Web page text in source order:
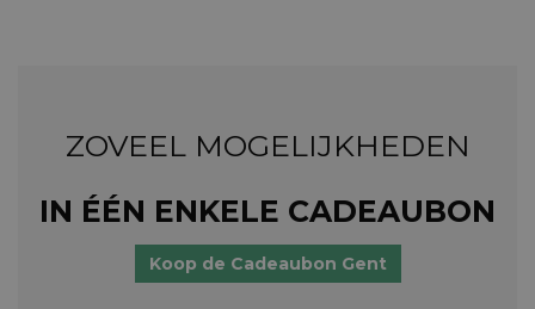
ZOVEEL MOGELIJKHEDEN
IN ÉÉN ENKELE CADEAUBON
Koop de Cadeaubon Gent